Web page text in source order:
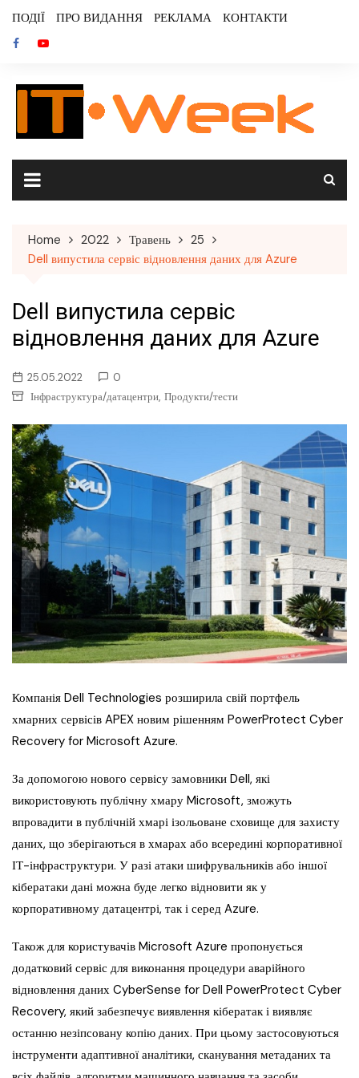
content
ПОДІЇ ПРО ВИДАННЯ РЕКЛАМА КОНТАКТИ
Home 2022 Травень
25
Dell випустила сервіс відновлення даних для Azure
Dell випустила сервіс
відновлення даних для Azure
25.05.2022
0
Інфраструктура/датацентри, Продукти/тести
Компанія Dell Technologies розширила свій портфель
хмарних сервісів APEX новим рішенням PowerProtect Cyber ​​
Recovery for Microsoft Azure.
За допомогою нового сервісу замовники Dell, які
використовують публічну хмару Microsoft, зможуть
впровадити в публічній хмарі ізольоване сховище для захисту
даних, що зберігаються в хмарах або всередині корпоративної
ІТ-інфраструктури. У разі атаки шифрувальників або іншої
кібератаки дані можна буде легко відновити як у
корпоративному датацентрі, так і серед Azure.
Також для користувачів Microsoft Azure пропонується
додатковий сервіс для виконання процедури аварійного
відновлення даних CyberSense for Dell PowerProtect Cyber ​​
Recovery, який забезпечує виявлення кібератак і виявляє
останню незіпсовану копію даних. При цьому застосовуються
інструменти адаптивної аналітики, сканування метаданих та